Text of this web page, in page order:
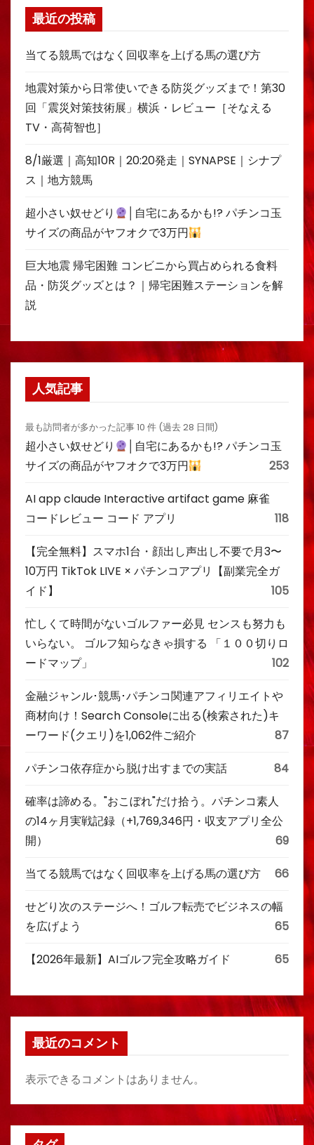
最近の投稿
当てる競馬ではなく回収率を上げる馬の選び方
地震対策から日常使いできる防災グッズまで！第30
回「震災対策技術展」横浜・レビュー［そなえる
TV・高荷智也］
8/1厳選｜高知10R｜20:20発走｜SYNAPSE｜シナプ
ス｜地方競馬
超小さい奴せどり
│自宅にあるかも!? パチンコ玉
サイズの商品がヤフオクで3万円
巨大地震 帰宅困難 コンビニから買占められる食料
品・防災グッズとは？｜帰宅困難ステーションを解
説
人気記事
最も訪問者が多かった記事 10 件 (過去 28 日間)
超小さい奴せどり
│自宅にあるかも!? パチンコ玉
サイズの商品がヤフオクで3万円
253
AI app claude Interactive artifact game 麻雀
コードレビュー コード アプリ
118
【完全無料】スマホ1台・顔出し声出し不要で月3〜
10万円 TikTok LIVE × パチンコアプリ【副業完全ガ
イド】
105
忙しくて時間がないゴルファー必見 センスも努力も
いらない。 ゴルフ知らなきゃ損する 「１００切りロ
ードマップ」
102
金融ジャンル･競馬･パチンコ関連アフィリエイトや
商材向け！Search Consoleに出る(検索された)キ
ーワード(クエリ)を1,062件ご紹介
87
パチンコ依存症から脱け出すまでの実話 84
確率は諦める。"おこぼれ"だけ拾う。パチンコ素人
の14ヶ月実戦記録（+1,769,346円・収支アプリ全公
開）
69
当てる競馬ではなく回収率を上げる馬の選び方 66
せどり次のステージへ！ゴルフ転売でビジネスの幅
を広げよう
65
【2026年最新】AIゴルフ完全攻略ガイド 65
最近のコメント
表示できるコメントはありません。